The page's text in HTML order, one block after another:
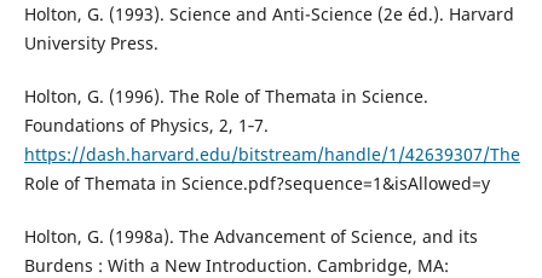
Holton, G. (1993). Science and Anti-Science (2e éd.). Harvard
University Press.
Holton, G. (1996). The Role of Themata in Science.
Foundations of Physics, 2, 1‑7.
https://dash.harvard.edu/bitstream/handle/1/42639307/The
Role of Themata in Science.pdf?sequence=1&isAllowed=y
Holton, G. (1998a). The Advancement of Science, and its
Burdens : With a New Introduction. Cambridge, MA: